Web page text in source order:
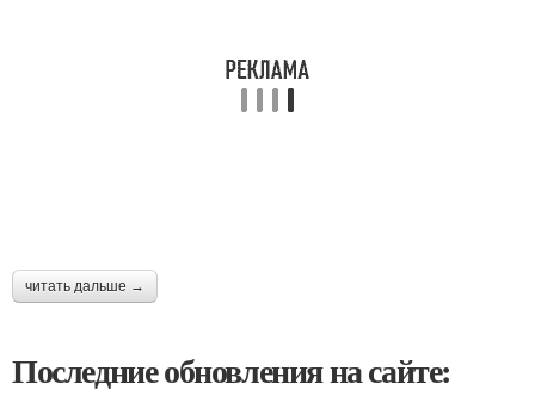
читать дальше →
Последние обновления на сайте: